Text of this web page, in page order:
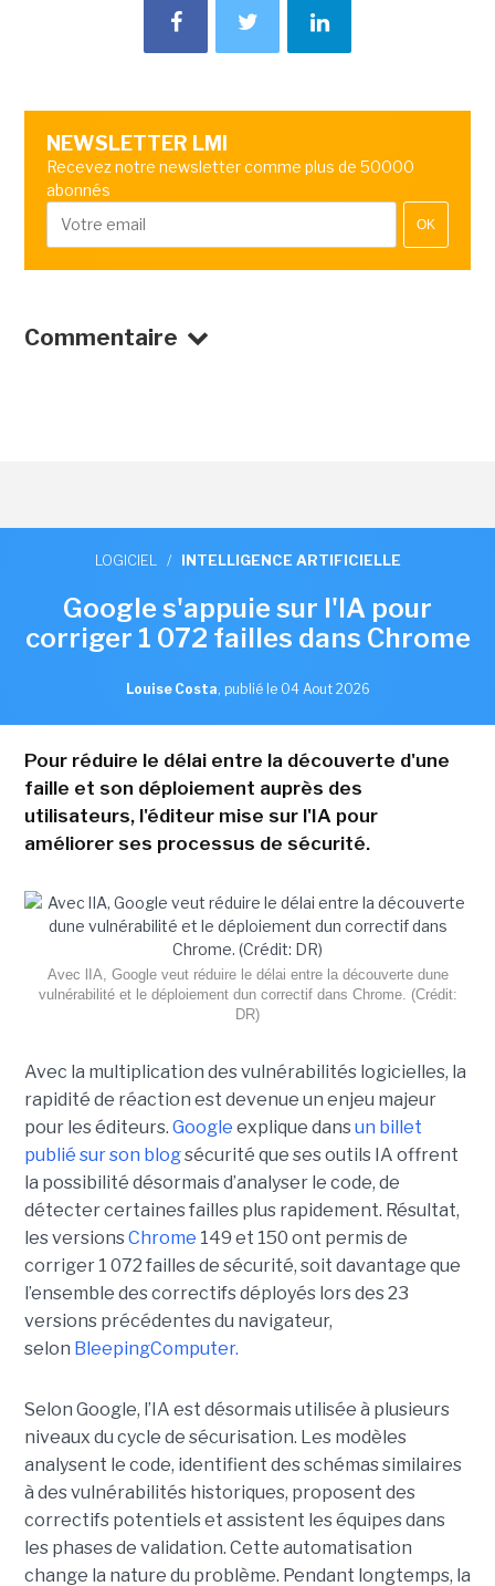
NEWSLETTER LMI
Recevez notre newsletter comme plus de 50000
abonnés
OK
Commentaire
LOGICIEL / INTELLIGENCE ARTIFICIELLE
Google s'appuie sur l'IA pour
corriger 1 072 failles dans Chrome
Louise Costa, publié le 04 Aout 2026
Pour réduire le délai entre la découverte d'une
faille et son déploiement auprès des
utilisateurs, l'éditeur mise sur l'IA pour
améliorer ses processus de sécurité.
Avec lIA, Google veut réduire le délai entre la découverte dune
vulnérabilité et le déploiement dun correctif dans Chrome. (Crédit:
DR)
Avec la multiplication des vulnérabilités logicielles, la
rapidité de réaction est devenue un enjeu majeur
pour les éditeurs. Google explique dansun billet
publié sur son blogsécurité que ses outils IA offrent
la possibilité désormais d’analyser le code, de
détecter certaines failles plus rapidement. Résultat,
les versionsChrome 149 et 150 ont permis de
corriger 1 072 failles de sécurité, soit davantage que
l’ensemble des correctifs déployés lors des 23
versions précédentes du navigateur,
selon BleepingComputer.
Selon Google, l’IA est désormais utilisée à plusieurs
niveaux du cycle de sécurisation. Les modèles
analysent le code, identifient des schémas similaires
à des vulnérabilités historiques, proposent des
correctifs potentiels et assistent les équipes dans
les phases de validation. Cette automatisation
change la nature du problème. Pendant longtemps, la